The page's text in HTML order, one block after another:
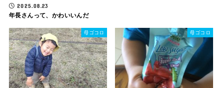
2025.08.23
年長さんって、かわいいんだ
母ゴコロ 母ゴコロ